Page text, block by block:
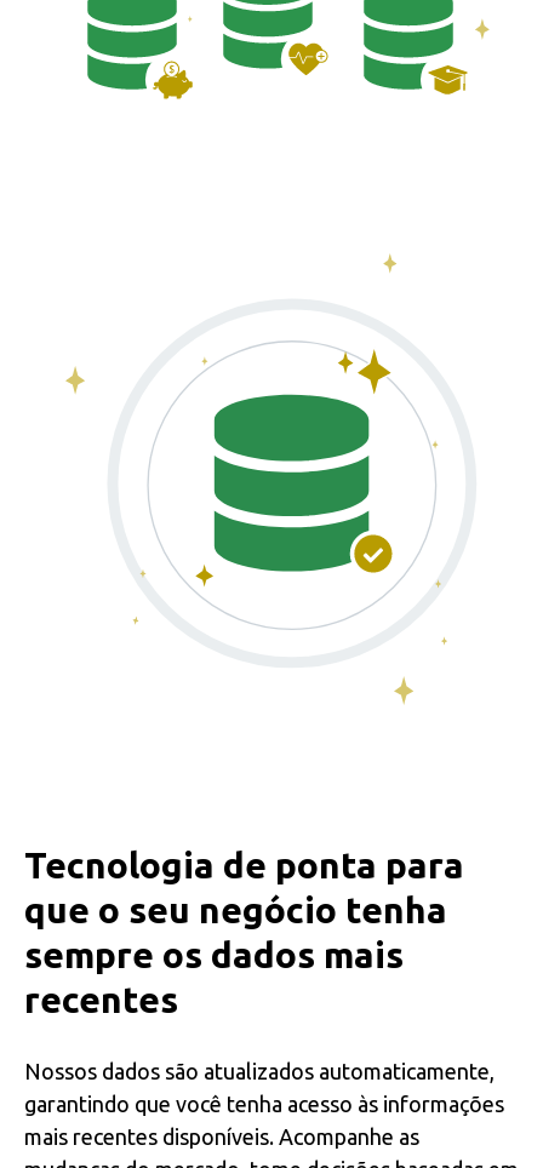
Tecnologia de ponta para
que o seu negócio tenha
sempre os dados mais
recentes
Nossos dados são atualizados automaticamente,
garantindo que você tenha acesso às informações
mais recentes disponíveis. Acompanhe as